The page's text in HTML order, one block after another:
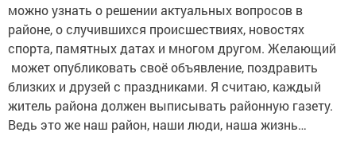
можно узнать о решении актуальных вопросов в
районе, о случившихся происшествиях, новостях
спорта, памятных датах и многом другом. Желающий
может опубликовать своё объявление, поздравить
близких и друзей с праздниками. Я считаю, каждый
житель района должен выписывать районную газету.
Ведь это же наш район, наши люди, наша жизнь…